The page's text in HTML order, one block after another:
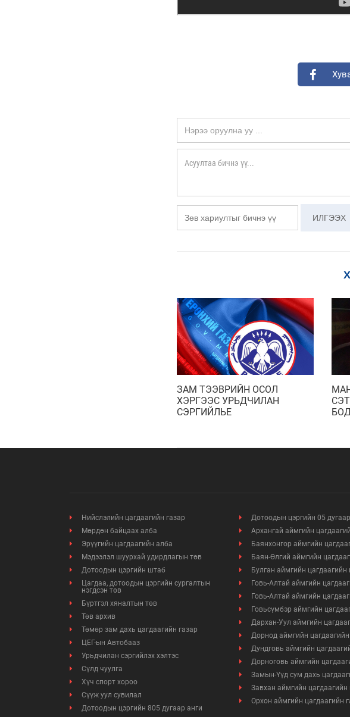
ЗАМ ТЭЭВРИЙН ОСОЛ
ХЭРГЭЭС УРЬДЧИЛАН
СЭРГИЙЛЬЕ
Нийслэлийн цагдаагийн газар
Мөрдөн байцаах алба
Эрүүгийн цагдаагийн алба
Мэдээлэл шуурхай удирдлагын төв
Дотоодын цэргийн штаб
Цагдаа, дотоодын цэргийн сургалтын
нэгдсэн төв
Бүртгэл хяналтын төв
Төв архив
Төмөр зам дахь цагдаагийн газар
ЦЕГ-ын Автобааз
Урьдчилан сэргийлэх хэлтэс
Сүлд чуулга
Хүч спорт хороо
Сүүж уул сувилал
Дотоодын цэргийн 805 дугаар анги
Дотоодын цэргийн 05
Архангай аймгийн
Баянхонгор аймгийн
Баян-Өлгий аймгийн
Булган аймгийн цагдаагийн
Говь-Алтай аймгийн
Говь-Алтай аймгийн
Говьсүмбэр аймгийн
Дархан-Уул аймгийн
Дорнод аймгийн цагдаагийн
Дундговь аймгийн
Дорноговь аймгийн
Замын-Үүд сум дахь
Завхан аймгийн цагдаагийн
Орхон аймгийн цагдаагийн